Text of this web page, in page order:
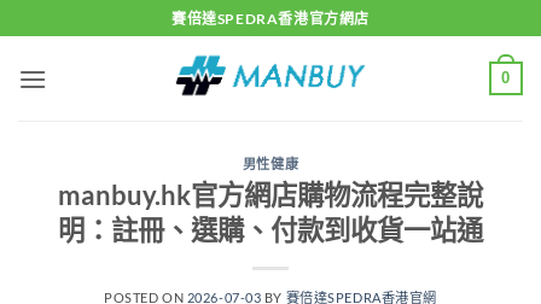
to
content
賽倍達SPEDRA香港官方網店
0
男性健康
manbuy.hk官方網店購物流程完整說
明：註冊、選購、付款到收貨一站通
POSTED ON 2026-07-03 BY 賽倍達SPEDRA香港官網